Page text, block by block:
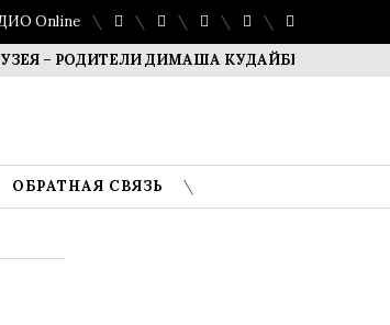
Online
ДИМАША КУДАЙБЕРГЕНА
ОБРАТНАЯ СВЯЗЬ